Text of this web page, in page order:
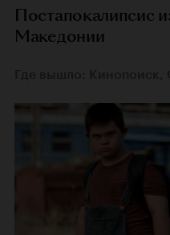
Постапокалипсис
Македонии